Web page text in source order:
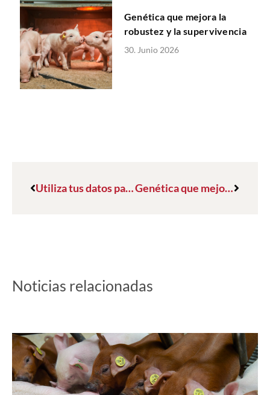
Genética que mejora la
robustez y la supervivencia
30. Junio 2026
Utiliza tus datos para mejorar la longevidad de tus cerdas Genética que mejora la robustez y la supervivencia
Noticias relacionadas